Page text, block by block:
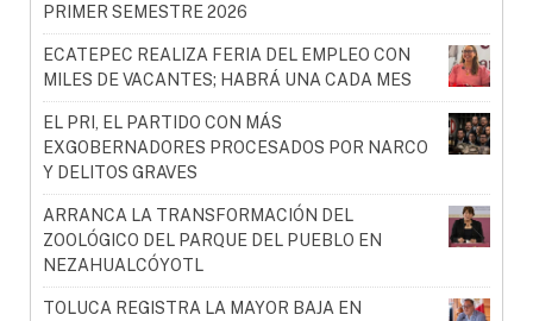
PRIMER SEMESTRE 2026
ECATEPEC REALIZA FERIA DEL EMPLEO CON
MILES DE VACANTES; HABRÁ UNA CADA MES
EL PRI, EL PARTIDO CON MÁS
EXGOBERNADORES PROCESADOS POR NARCO
Y DELITOS GRAVES
ARRANCA LA TRANSFORMACIÓN DEL
ZOOLÓGICO DEL PARQUE DEL PUEBLO EN
NEZAHUALCÓYOTL
TOLUCA REGISTRA LA MAYOR BAJA EN